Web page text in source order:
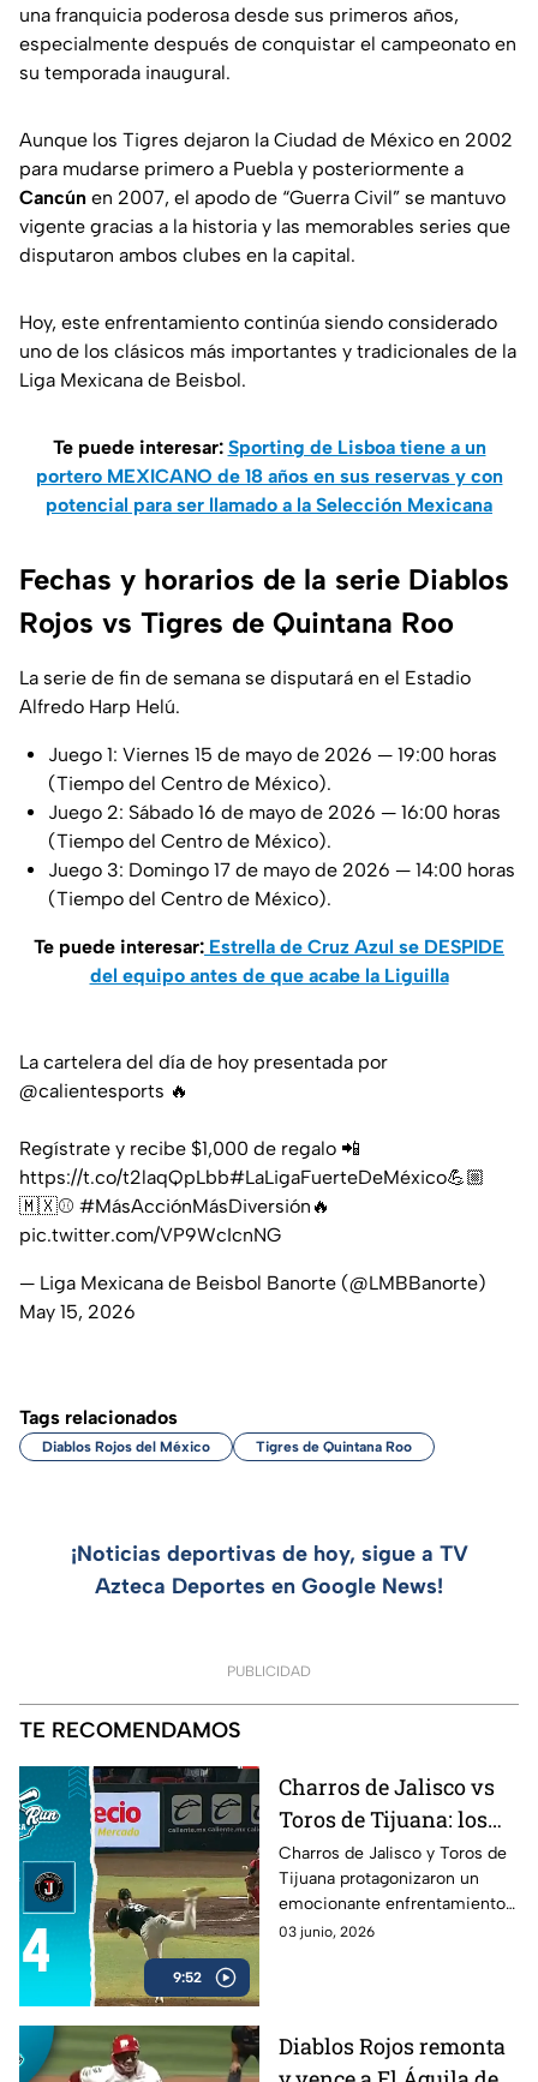
una franquicia poderosa desde sus primeros años,
especialmente después de conquistar el campeonato en
su temporada inaugural.
Aunque los Tigres dejaron la Ciudad de México en 2002
para mudarse primero a Puebla y posteriormente a
Cancún en 2007, el apodo de “Guerra Civil” se mantuvo
vigente gracias a la historia y las memorables series que
disputaron ambos clubes en la capital.
Hoy, este enfrentamiento continúa siendo considerado
uno de los clásicos más importantes y tradicionales de la
Liga Mexicana de Beisbol.
Te puede interesar: Sporting de Lisboa tiene a un
portero MEXICANO de 18 años en sus reservas y con
potencial para ser llamado a la Selección Mexicana
Fechas y horarios de la serie Diablos
Rojos vs Tigres de Quintana Roo
La serie de fin de semana se disputará en el Estadio
Alfredo Harp Helú.
Juego 1: Viernes 15 de mayo de 2026 — 19:00 horas
(Tiempo del Centro de México).
Juego 2: Sábado 16 de mayo de 2026 — 16:00 horas
(Tiempo del Centro de México).
Juego 3: Domingo 17 de mayo de 2026 — 14:00 horas
(Tiempo del Centro de México).
Te puede interesar: Estrella de Cruz Azul se DESPIDE
del equipo antes de que acabe la Liguilla
La cartelera del día de hoy presentada por
@calientesports 🔥
Regístrate y recibe $1,000 de regalo 📲
https://t.co/t2laqQpLbb#LaLigaFuerteDeMéxico💪🏼
🇲🇽⚾️ #MásAcciónMásDiversión 🔥
pic.twitter.com/VP9WcIcnNG
— Liga Mexicana de Beisbol Banorte (@LMBBanorte)
May 15, 2026
Tags relacionados
Diablos Rojos del México Tigres de Quintana Roo
¡Noticias deportivas de hoy, sigue a TV
Azteca Deportes en Google News!
PUBLICIDAD
TE RECOMENDAMOS
9:52
Charros de Jalisco vs
Toros de Tijuana: los
mejores momentos del
duelo en Home Run
Azteca
Charros de Jalisco y Toros de
Tijuana protagonizaron un
emocionante enfrentamiento
en la Liga Mexicana de Beisbol.
Home Run Azteca.
03 junio, 2026
Diablos Rojos remonta